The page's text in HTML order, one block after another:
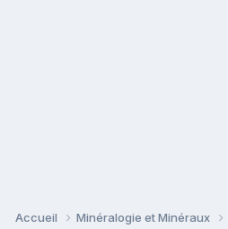
Accueil Minéralogie et Minéraux